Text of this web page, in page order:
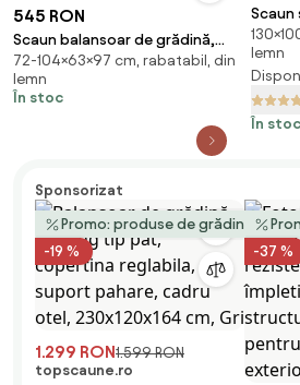
545 RON
Scaun balansoar de grădină,
poziţionabil, natural, bambus,
FLOS
72-104×63×97 cm, rabatabil, din
lemn
În stoc
lemn
În stoc
Sponsorizat
Promo: produse de grădină
-19 %
1.299 RON1.599 RON
topscaune.ro
-37 %